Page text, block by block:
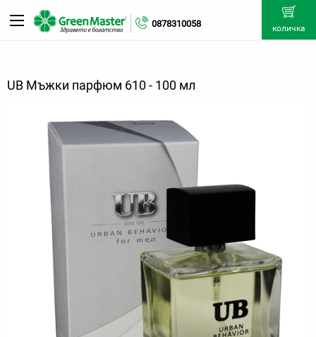
0878310058 количка
UB Мъжки парфюм 610 - 100 мл